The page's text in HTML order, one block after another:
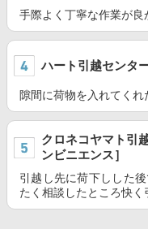
手際よく丁寧な作業が良
ハート引越センタ
隙間に荷物を入れてくれ
クロネコヤマト引
ンビニエンス］
引越し先に荷下しした
たく相談したところ快く